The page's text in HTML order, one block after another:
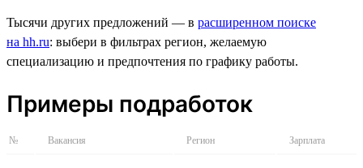
Тысячи других предложений — в расширенном поиске
на hh.ru: выбери в фильтрах регион, желаемую
специализацию и предпочтения по графику работы.
Примеры подработок
№ Вакансия Регион Зарплата